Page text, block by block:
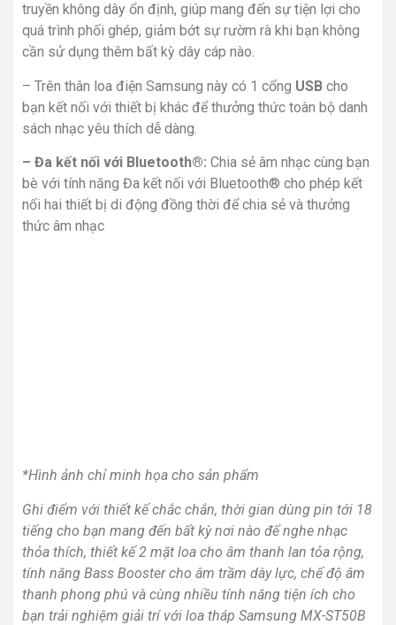
truyền không dây ổn định, giúp mang đến sự tiện lợi cho
quá trình phối ghép, giảm bớt sự rườm rà khi bạn không
cần sử dụng thêm bất kỳ dây cáp nào.
– Trên thân loa điện Samsung này có 1 cổng USB cho
bạn kết nối với thiết bị khác để thưởng thức toàn bộ danh
sách nhạc yêu thích dễ dàng.
– Đa kết nối với Bluetooth®: Chia sẻ âm nhạc cùng bạn
bè với tính năng Đa kết nối với Bluetooth® cho phép kết
nối hai thiết bị di động đồng thời để chia sẻ và thưởng
thức âm nhạc
*Hình ảnh chỉ minh họa cho sản phẩm
Ghi điểm với thiết kế chắc chắn, thời gian dùng pin tới 18
tiếng cho bạn mang đến bất kỳ nơi nào để nghe nhạc
thỏa thích, thiết kế 2 mặt loa cho âm thanh lan tỏa rộng,
tính năng Bass Booster cho âm trầm dày lực, chế độ âm
thanh phong phú và cùng nhiều tính năng tiện ích cho
bạn trải nghiệm giải trí với loa tháp Samsung MX-ST50B